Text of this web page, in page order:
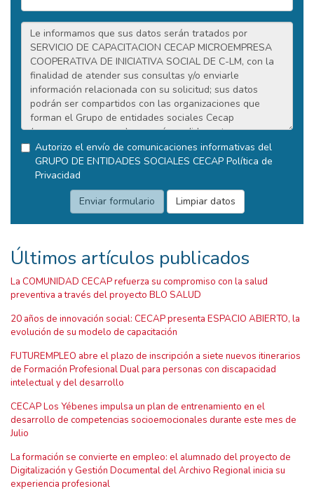
Autorizo el envío de comunicaciones informativas del
GRUPO DE ENTIDADES SOCIALES CECAP Política de
Privacidad
Últimos artículos publicados
La COMUNIDAD CECAP refuerza su compromiso con la salud
preventiva a través del proyecto BLO SALUD
20 años de innovación social: CECAP presenta ESPACIO ABIERTO, la
evolución de su modelo de capacitación
FUTUREMPLEO abre el plazo de inscripción a siete nuevos itinerarios
de Formación Profesional Dual para personas con discapacidad
intelectual y del desarrollo
CECAP Los Yébenes impulsa un plan de entrenamiento en el
desarrollo de competencias socioemocionales durante este mes de
Julio
La formación se convierte en empleo: el alumnado del proyecto de
Digitalización y Gestión Documental del Archivo Regional inicia su
experiencia profesional